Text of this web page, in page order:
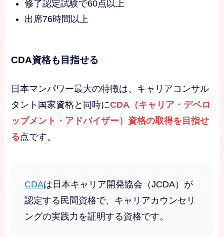
修了認定試験で60点以上
出席76時間以上
CDA資格も目指せる
日本マンパワー最大の特徴は、キャリアコンサル
タント国家資格と同時にCDA（キャリア・デベロ
ップメント・アドバイザー）資格の取得を目指せ
る点です。
CDAは日本キャリア開発協会（JCDA）が
認定する民間資格で、キャリアカウンセリ
ングの実践力を証明する資格です。